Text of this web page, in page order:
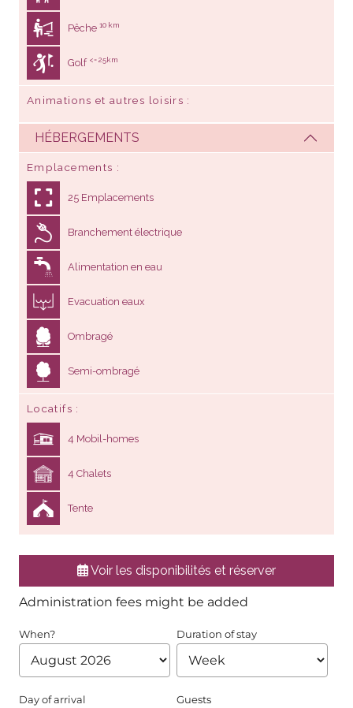
Pêche 10 km
Golf <= 25km
Animations et autres loisirs
HÉBERGEMENTS
Emplacements
25 Emplacements
Branchement électrique
Alimentation en eau
Evacuation eaux
Ombragé
Semi-ombragé
Locatifs
4 Mobil-homes
4 Chalets
Tente
Voir les disponibilités et réserver